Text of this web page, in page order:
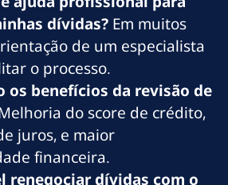
dívidas? Em muitos
de um especialista
o processo.
os benefícios da revisão de
do score de crédito,
juros, e maior
financeira.
renegociar dívidas com o